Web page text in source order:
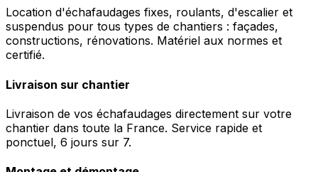
Location d'échafaudages fixes, roulants, d'escalier et
suspendus pour tous types de chantiers : façades,
constructions, rénovations. Matériel aux normes et
certifié.
Livraison sur chantier
Livraison de vos échafaudages directement sur votre
chantier dans toute la France. Service rapide et
ponctuel, 6 jours sur 7.